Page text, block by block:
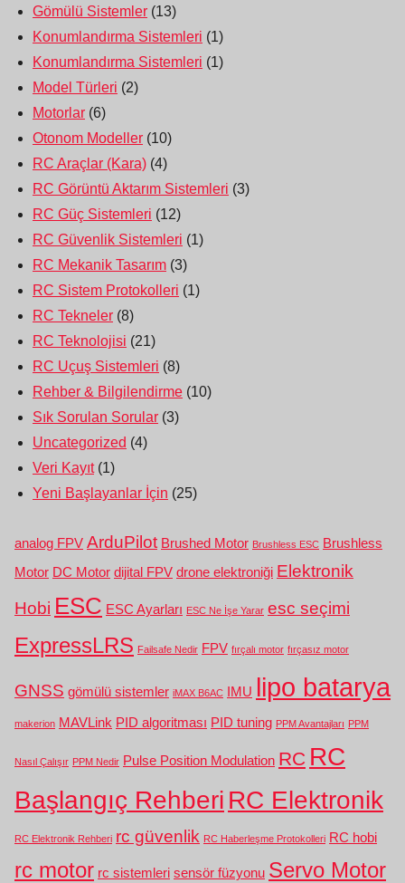
Gömülü Sistemler (13)
Konumlandırma Sistemleri (1)
Konumlandırma Sistemleri (1)
Model Türleri (2)
Motorlar (6)
Otonom Modeller (10)
RC Araçlar (Kara) (4)
RC Görüntü Aktarım Sistemleri (3)
RC Güç Sistemleri (12)
RC Güvenlik Sistemleri (1)
RC Mekanik Tasarım (3)
RC Sistem Protokolleri (1)
RC Tekneler (8)
RC Teknolojisi (21)
RC Uçuş Sistemleri (8)
Rehber & Bilgilendirme (10)
Sık Sorulan Sorular (3)
Uncategorized (4)
Veri Kayıt(1)
Yeni Başlayanlar İçin (25)
analog FPV ArduPilot Brushed Motor Brushless ESC Brushless
Motor DC Motor dijital FPV drone elektroniği Elektronik
Hobi ESC ESC Ayarları ESC Ne İşe Yarar esc seçimi
ExpressLRS Failsafe Nedir FPV fırçalı motor fırçasız motor
GNSS gömülü sistemler iMAX B6AC IMU lipo batarya
makerion MAVLink PID algoritması PID tuning PPM Avantajları PPM
Nasıl Çalışır PPM Nedir Pulse Position Modulation RC RC
Başlangıç Rehberi RC Elektronik
RC Elektronik Rehberi rc güvenlik RC Haberleşme Protokolleri RC hobi
rc motor rc sistemleri sensör füzyonu Servo Motor